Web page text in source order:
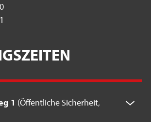
1 (Öffentliche Sicherheit,